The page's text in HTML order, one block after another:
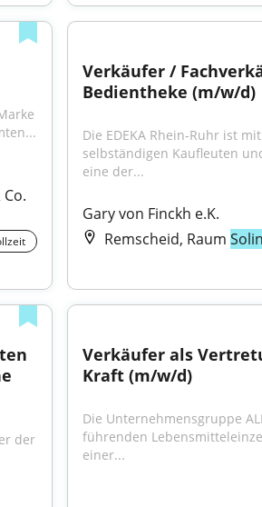
Verkäufer /
Bedientheke (m/w/d)
Die EDEKA Rhein-Ruhr ist
selbständigen Kaufleuten
eine der...
Gary von Finckh e.K.
Remscheid, Raum
der
Verkäufer als
Kraft (m/w/d)
Die Unternehmensgruppe
führenden
einer...